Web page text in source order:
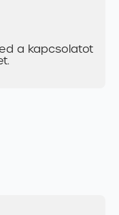
a kapcsolatot